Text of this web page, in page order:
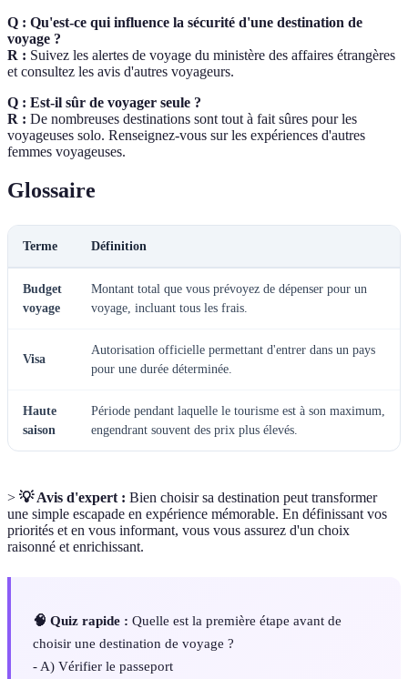
Q : Qu'est-ce qui influence la sécurité d'une destination de
voyage ?
R : Suivez les alertes de voyage du ministère des affaires étrangères
et consultez les avis d'autres voyageurs.
Q : Est-il sûr de voyager seule ?
R : De nombreuses destinations sont tout à fait sûres pour les
voyageuses solo. Renseignez-vous sur les expériences d'autres
femmes voyageuses.
Glossaire
Terme Définition
Budget
voyage
Montant total que vous prévoyez de dépenser pour un
voyage, incluant tous les frais.
Visa
Autorisation officielle permettant d'entrer dans un pays
pour une durée déterminée.
Haute
saison
Période pendant laquelle le tourisme est à son maximum,
engendrant souvent des prix plus élevés.
> 💡 Avis d'expert : Bien choisir sa destination peut transformer
une simple escapade en expérience mémorable. En définissant vos
priorités et en vous informant, vous vous assurez d'un choix
raisonné et enrichissant.
🧠 Quiz rapide : Quelle est la première étape avant de
choisir une destination de voyage ?
- A) Vérifier le passeport